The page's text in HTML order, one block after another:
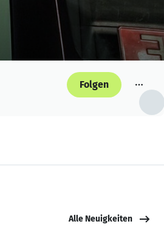
Folgen
Alle Neuigkeiten